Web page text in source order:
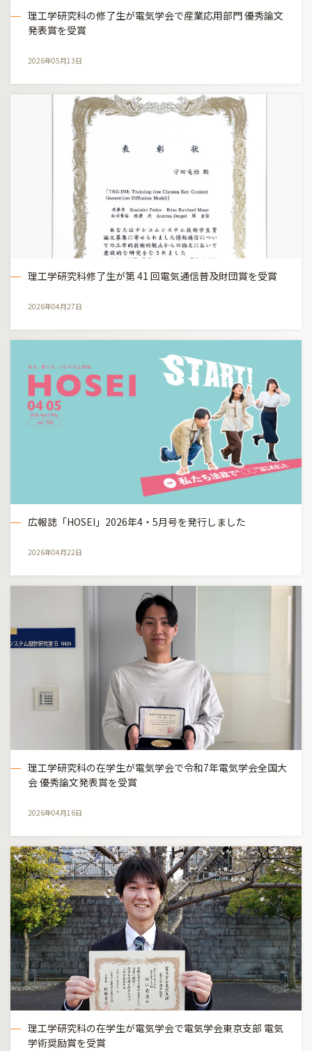
理工学研究科の修了生が電気学会で産業応用部門 優秀論文
発表賞を受賞
2026年05月13日
理工学研究科修了生が第 41 回電気通信普及財団賞を受賞
2026年04月27日
広報誌「HOSEI」2026年4・5月号を発行しました
2026年04月22日
理工学研究科の在学生が電気学会で令和7年電気学会全国大
会 優秀論文発表賞を受賞
2026年04月16日
理工学研究科の在学生が電気学会で電気学会東京支部 電気
学術奨励賞を受賞